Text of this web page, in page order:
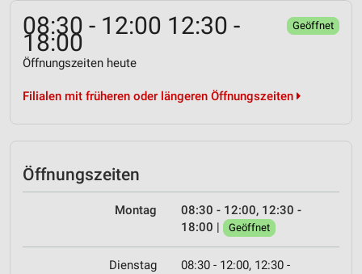
08:30 - 12:00 12:30 -
18:00
Geöffnet
Öffnungszeiten heute
Filialen mit früheren oder längeren Öffnungszeiten
Öffnungszeiten
Montag
08:30 - 12:00, 12:30 -
18:00 | Geöffnet
Dienstag
08:30 - 12:00, 12:30 -